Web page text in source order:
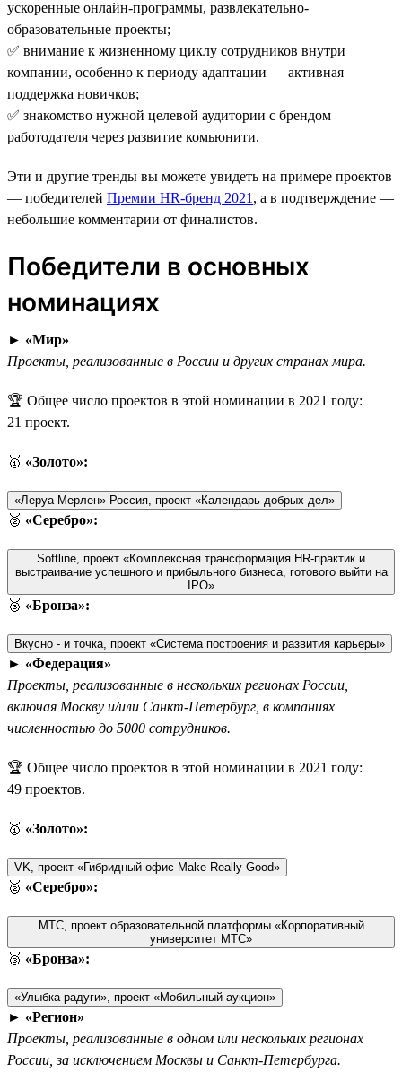
ускоренные онлайн-программы, развлекательно-
образовательные проекты;
✅ внимание к жизненному циклу сотрудников внутри
компании, особенно к периоду адаптации — активная
поддержка новичков;
✅ знакомство нужной целевой аудитории с брендом
работодателя через развитие комьюнити.
Эти и другие тренды вы можете увидеть на примере проектов
— победителей Премии HR-бренд 2021 , а в подтверждение —
небольшие комментарии от финалистов.
Победители в основных
номинациях
► «Мир»
Проекты, реализованные в России и других странах мира.
🏆 Общее число проектов в этой номинации в 2021 году:
21 проект.
🥇 «Золото»:
«Леруа Мерлен» Россия, проект «Календарь добрых дел»
🥈 «Серебро»:
Softline, проект «Комплексная трансформация HR-практик и
выстраивание успешного и прибыльного бизнеса, готового выйти на
IPO»
🥉 «Бронза»:
Вкусно - и точка, проект «Система построения и развития карьеры»
► «Федерация»
Проекты, реализованные в нескольких регионах России,
включая Москву и/или Санкт-Петербург, в компаниях
численностью до 5000 сотрудников.
🏆 Общее число проектов в этой номинации в 2021 году:
49 проектов.
🥇 «Золото»:
VK, проект «Гибридный офис Make Really Good»
🥈 «Серебро»:
МТС, проект образовательной платформы «Корпоративный
университет МТС»
🥉 «Бронза»:
«Улыбка радуги», проект «Мобильный аукцион»
► «Регион»
Проекты, реализованные в одном или нескольких регионах
России, за исключением Москвы и Санкт-Петербурга.